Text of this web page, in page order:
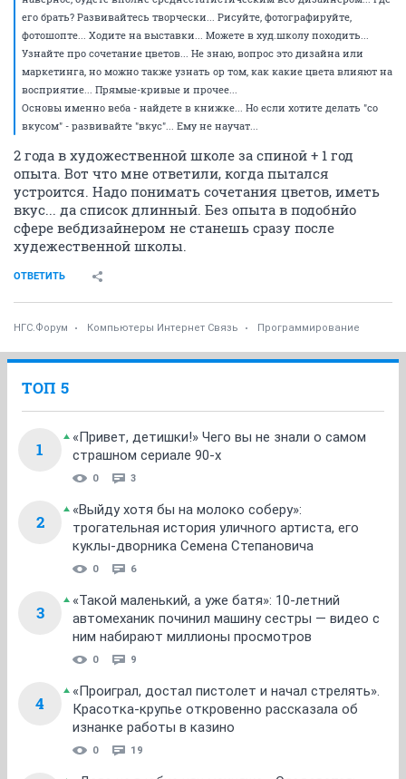
его брать? Развивайтесь творчески... Рисуйте, фотографируйте,
фотошопте... Ходите на выставки... Можете в худ.школу походить...
Узнайте про сочетание цветов... Не знаю, вопрос это дизайна или
маркетинга, но можно также узнать ор том, как какие цвета влияют на
восприятие... Прямые-кривые и прочее...
Основы именно веба - найдете в книжке... Но если хотите делать "со
вкусом" - развивайте "вкус"... Ему не научат...
2 года в художественной школе за спиной + 1 год
опыта. Вот что мне ответили, когда пытался
устроится. Надо понимать сочетания цветов, иметь
вкус... да список длинный. Без опыта в подобнйо
сфере вебдизайнером не станешь сразу после
худежественной школы.
ОТВЕТИТЬ
НГС.Форум Компьютеры Интернет Связь Программирование
ТОП 5
1
«Привет, детишки!» Чего вы не знали о самом
страшном сериале 90-х
0 3
2
«Выйду хотя бы на молоко соберу»:
трогательная история уличного артиста, его
куклы-дворника Семена Степановича
0 6
3
«Такой маленький, а уже батя»: 10-летний
автомеханик починил машину сестры — видео с
ним набирают миллионы просмотров
0 9
4
«Проиграл, достал пистолет и начал стрелять».
Красотка-крупье откровенно рассказала об
изнанке работы в казино
0 19